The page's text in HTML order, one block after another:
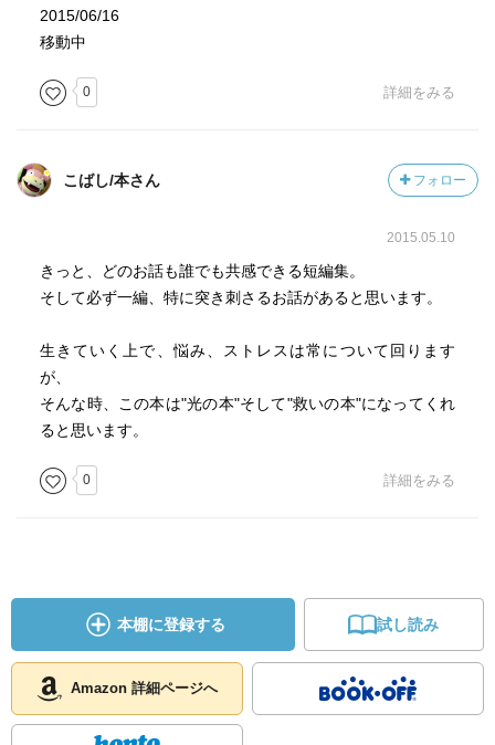
2015/06/16
移動中
0 詳細をみる
こばし/本さん フォロー
2015.05.10
きっと、どのお話も誰でも共感できる短編集。
そして必ず一編、特に突き刺さるお話があると思います。
生きていく上で、悩み、ストレスは常について回ります
が、
そんな時、この本は"光の本"そして"救いの本"になってくれ
ると思います。
0 詳細をみる
本棚に登録する 試し読み
Amazon 詳細ページへ